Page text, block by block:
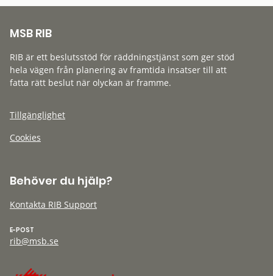
MSB RIB
RIB är ett beslutsstöd för räddningstjänst som ger stöd
hela vägen från planering av framtida insatser till att
fatta rätt beslut när olyckan är framme.
Tillgänglighet
Cookies
Behöver du hjälp?
Kontakta RIB Support
E-POST
rib@msb.se